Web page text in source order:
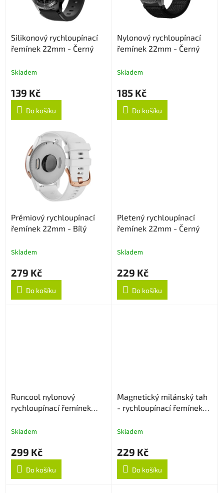
Silikonový rychloupínací
řemínek 22mm - Černý
Skladem
139 Kč
Do košíku
Nylonový rychloupínací
řemínek 22mm - Černý
Skladem
185 Kč
Do košíku
Prémiový rychloupínací
řemínek 22mm - Bílý
Skladem
279 Kč
Do košíku
Pletený rychloupínací
řemínek 22mm - Černý
Skladem
229 Kč
Do košíku
Runcool nylonový
rychloupínací řemínek
Skladem
299 Kč
Do košíku
Magnetický milánský tah
- rychloupínací řemínek
Skladem
229 Kč
Do košíku